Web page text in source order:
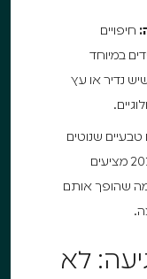
חיפויים
במיוחד
נדיר או עץ
טבעיים שנוטים
להישחק, החומרים המודרניים של 2025 מציעים
מה שהופך אותם
לא